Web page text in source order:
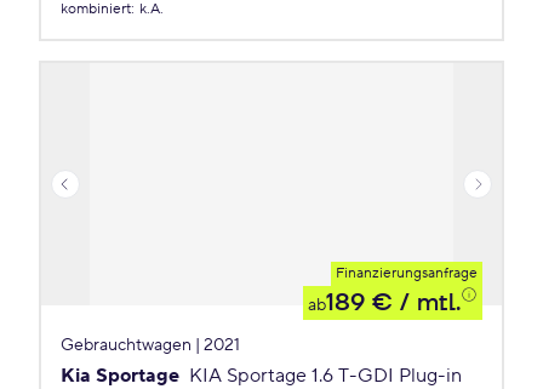
kombiniert: k.A.
Finanzierungsanfrage
ab189 € / mtl.
Gebrauchtwagen | 2021
Kia Sportage KIA Sportage 1.6 T-GDI Plug-in